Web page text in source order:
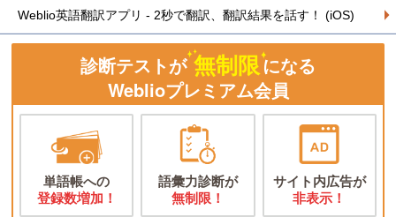
Weblio英語翻訳アプリ - 2秒で翻訳、翻訳結果を話す！ (iOS)
診断テストが 無制限になる
Weblioプレミアム会員
単語帳への
登録数増加！
語彙力診断が
無制限！
サイト内広告が
非表示！